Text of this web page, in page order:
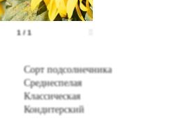
1/ 1
Сорт подсолнечника
Среднеспелая
Классическая
Кондитерский